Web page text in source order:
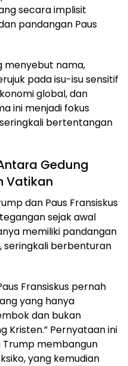
secara implisit
pandangan Paus
menyebut nama,
pada isu-isu sensitif
global, dan
ini menjadi fokus
bertentangan
Gedung
Vatikan
dan Paus Fransiskus
sejak awal
memiliki pandangan
seringkali berbenturan
Fransiskus pernah
yang hanya
dan bukan
Kristen.” Pernyataan ini
Trump membangun
yang kemudian